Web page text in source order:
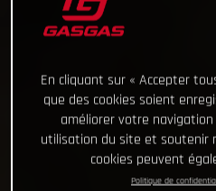
En cliquant sur « Accepter
que des cookies soient
améliorer votre
utilisation du site et soutenir
cookies peuvent
Politique de